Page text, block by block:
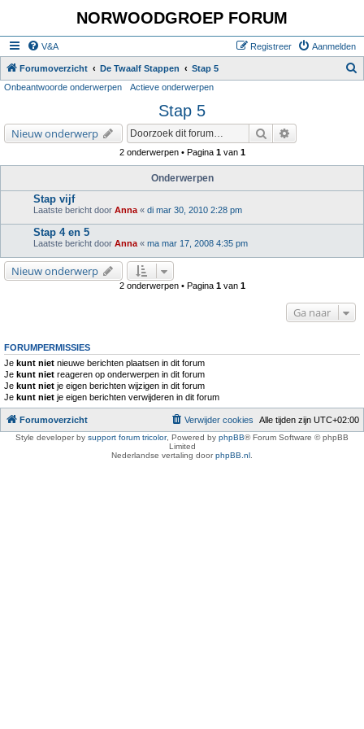
NORWOODGROEP FORUM
V&A Aanmelden
Registreer
Forumoverzicht De Twaalf Stappen Stap 5
Onbeantwoorde onderwerpen Actieve onderwerpen
Stap 5
Nieuw onderwerp Zoek
2 onderwerpen • Pagina 1van 1
Onderwerpen
Stap vijf
Laatste bericht door Anna « di mar 30, 2010 2:28 pm
Stap 4 en 5
Laatste bericht door Anna « ma mar 17, 2008 4:35 pm
Nieuw onderwerp
2 onderwerpen • Pagina 1van 1
Ga naar
FORUMPERMISSIES
Je kunt niet nieuwe berichten plaatsen in dit forum
Je kunt niet reageren op onderwerpen in dit forum
Je kunt niet je eigen berichten wijzigen in dit forum
Je kunt niet je eigen berichten verwijderen in dit forum
Forumoverzicht Alle tijden zijn UTC+02:00
Verwijder cookies
Style developer by support forum tricolor, Powered by phpBB® Forum Software © phpBB
Limited
Nederlandse vertaling doorphpBB.nl